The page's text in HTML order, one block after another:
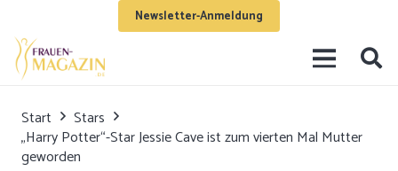
Newsletter-Anmeldung
Start
Stars
„Harry Potter“-Star Jessie Cave ist zum vierten Mal Mutter
geworden